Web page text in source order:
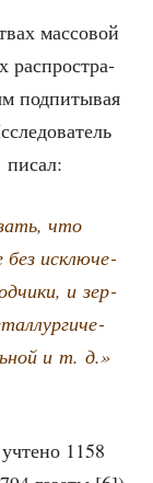
мас­со­вой
рас­про­стра­
под­пи­ты­вая
писал:
что
без исклю­че­
и зер­
и т. д.»
1158